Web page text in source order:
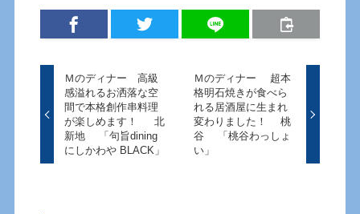
Ｍのディナー 高級
感溢れるお洒落な空
間で本格創作串料理
が楽しめます！ 北
新地 「句旨dining
にしかわや BLACK」
Ｍのディナー 超本
格明石焼きが食べら
れる居酒屋に生まれ
変わりました！ 桃
谷 「桃谷わっしょ
い」